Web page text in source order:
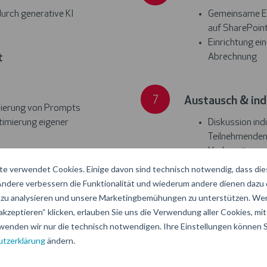
verwendet Cookies. Einige davon sind technisch notwendig, dass
verbessern die Funktionalität und wiederum andere dienen dazu
analysieren und unsere Marketingbemühungen zu unterstützen.
klicken, erlauben Sie uns die Verwendung aller Cookies,
wir nur die technisch notwendigen. Ihre Einstellungen können
ändern.
generative KI
von Prompts
eigener
Agents mit Copilot
Agents
Gemeinsame
auf
Einrichtung
Abrechnung
7 Austausch &
Diskussion
Teilnehmenden
Vorbereitung
Austausch
&
8 Abschluss &
Abschluss
&